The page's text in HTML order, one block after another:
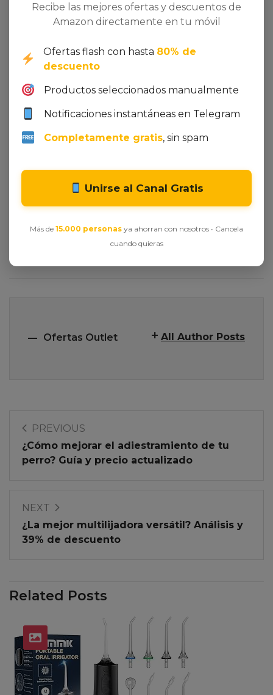
moderado, el pack ahorro justifica su uso continuo.
destaca por su eficacia y durabilidad. Si buscas un
enjuague que simplifique tu rutina de cuidado
bucal sin comprometer la calidad, esta es la opción.
¡No esperes más! Haz clic aquí y
agote!
VER PRECIO Y OFERTA EN
AMAZON
Ofertas Outlet All Author Posts
PREVIOUS
¿Cómo mejorar el adiestramiento de tu
perro? Guía y precio actualizado
NEXT
¿La mejor multilijadora versátil? Análisis y
39% de descuento
Related Posts
Recibe las mejores ofertas y descuentos de
Amazon directamente en tu móvil
Ofertas flash con hasta 80% de
descuento
Productos seleccionados manualmente
Notificaciones instantáneas en Telegram
Completamente gratis, sin spam
Unirse al Canal Gratis
Más de 15.000 personas ya ahorran con nosotros • Cancela
cuando quieras